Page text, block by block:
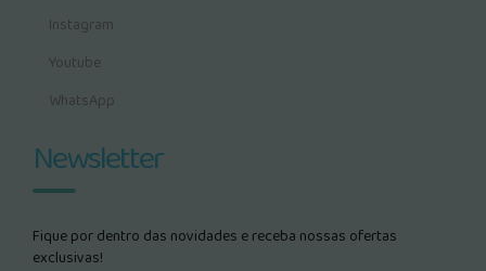
Instagram
Youtube
WhatsApp
Newsletter
Fique por dentro das novidades e receba nossas ofertas
exclusivas!